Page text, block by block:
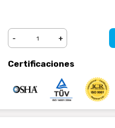
- +
Certificaciones